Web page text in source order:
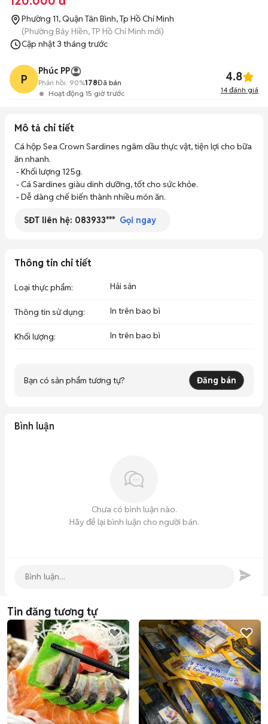
Phường 11, Quận Tân Bình, Tp Hồ Chí Minh
(Phường Bảy Hiền, TP Hồ Chí Minh mới)
Cập nhật3 tháng trước
P
Phúc PP
Hoạt động 15 giờ trước
Phản hồi: 90%178Đã bán 4.8
14 đánh giá
Mô tả chi tiết
Cá hộp Sea Crown Sardines ngâm dầu thực vật, tiện lợi cho bữa
ăn nhanh.
- Dễ dàng chế biến thành nhiều món ăn.
SĐT liên hệ: 083933*** Gọi ngay
Thông tin chi tiết
Loại thực phẩm: Hải sản
Thông tin sử dụng: In trên bao bì
Khối lượng: In trên bao bì
Bạn có sản phẩm tương tự? Đăng bán
Bình luận
Chưa có bình luận nào.
Hãy để lại bình luận cho người bán.
Tin đăng tương tự